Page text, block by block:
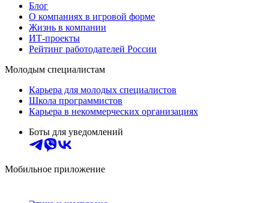
Блог
О компаниях в игровой форме
Жизнь в компании
ИТ-проекты
Рейтинг работодателей России
Молодым специалистам
Карьера для молодых специалистов
Школа программистов
Карьера в некоммерческих организациях
Боты для уведомлений
Мобильное приложение